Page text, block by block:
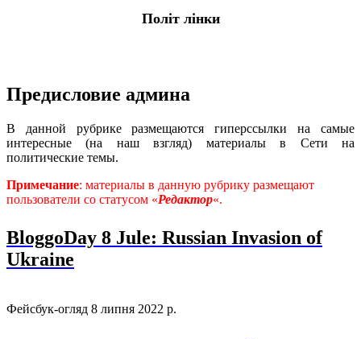
Політ лінки
Предисловие админа
В данной рубрике размещаются гиперссылки на самые
интересные (на наш взгляд) материалы в Сети на
политические темы.
Примечание: материалы в данную рубрику размещают
пользователи со статусом «Редактор«.
BloggoDay 8 Jule: Russian Invasion of
Ukraine
Фейсбук-огляд 8 липня 2022 р.